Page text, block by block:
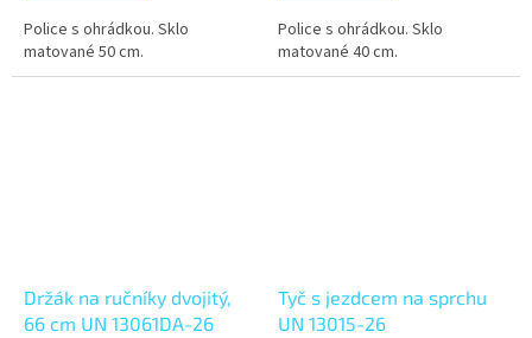
Police s ohrádkou. Sklo
matované 50 cm.
Police s ohrádkou. Sklo
matované 40 cm.
Držák na ručníky dvojitý,
66 cm UN 13061DA-26
Tyč s jezdcem na sprchu
UN 13015-26